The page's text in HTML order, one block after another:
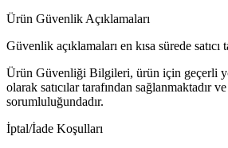
Ürün Güvenlik Açıklamaları
Güvenlik açıklamaları en kısa sürede satıcı
Ürün Güvenliği Bilgileri, ürün için geçerli
olarak satıcılar tarafından sağlanmaktadır
sorumluluğundadır.
İptal/İade Koşulları